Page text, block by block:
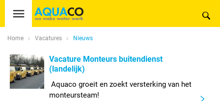
Home Vacatures Nieuws
Vacature Monteurs buitendienst
(landelijk)
Aquaco groeit en zoekt versterking van het
monteursteam!